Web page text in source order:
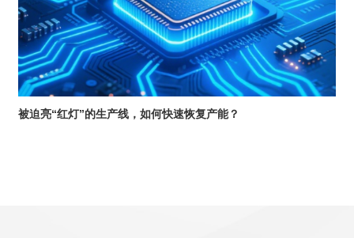
被迫亮“红灯”的生产线，如何快速恢复产能？